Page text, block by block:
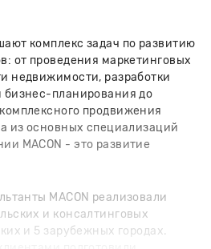
комплекс задач по развитию
от проведения маркетинговых
недвижимости, разработки
бизнес-планирования до
продвижения
из основных специализаций
МАCON - это развитие
МАCON рeализовали
и консалтинговых
и 5 зарубежных городах.